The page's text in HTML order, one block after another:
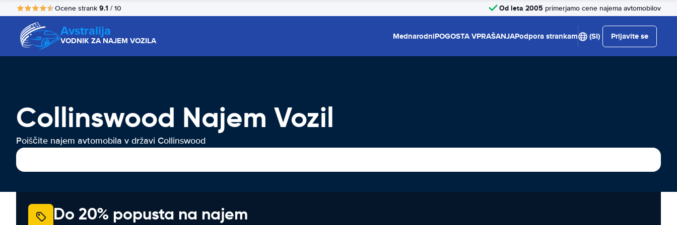
Ocene strank 9.1 / 10 Od leta 2005 primerjamo cene najema avtomobilov
Avstralija
VODNIK ZA NAJEM VOZILA MednarodniPOGOSTA VPRAŠANJAPodpora strankam (SI) Prijavite se
Collinswood Najem Vozil
Poiščite najem avtomobila v državi Collinswood
Do 20% popusta na najem